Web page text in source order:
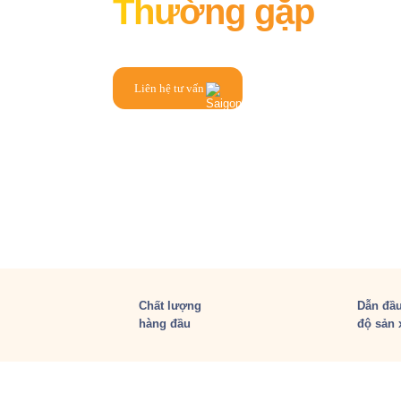
Thường gặp
Liên hệ tư vấn
Chất lượng
hàng đầu
Dẫn
độ sản